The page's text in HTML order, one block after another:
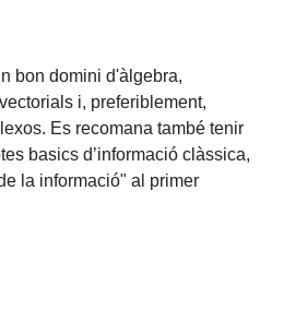
bon domini d'àlgebra,
i, preferiblement,
Es recomana també tenir
basics d’informació clàssica,
la informació" al primer